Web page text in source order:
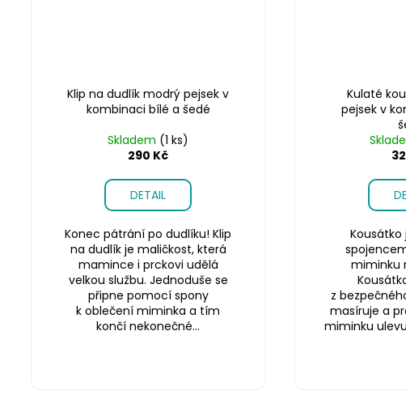
Klip na dudlík modrý pejsek v
kombinaci bílé a šedé
Skladem (1 ks)
290 Kč
DETAIL
Konec pátrání po dudlíku! Klip
na dudlík je maličkost, která
mamince i prckovi udělá
velkou službu. Jednoduše se
připne pomocí spony
k oblečení miminka a tím
končí nekonečné...
Kulaté
pejsek v
miminku
z
masíruje a
miminku